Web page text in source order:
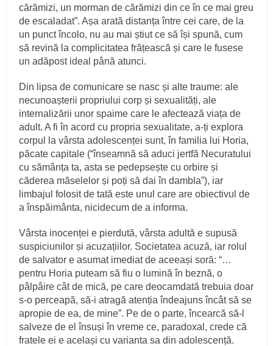
cărămizi, un morman de cărămizi din ce în ce mai greu
de escaladat”. Așa arată distanța între cei care, de la
un punct încolo, nu au mai știut ce să își spună, cum
să revină la complicitatea frățească și care le fusese
un adăpost ideal până atunci.
Din lipsa de comunicare se nasc și alte traume: ale
necunoașterii propriului corp și sexualități, ale
internalizării unor spaime care le afectează viața de
adult. A fi în acord cu propria sexualitate, a-ți explora
corpul la vârsta adolescenței sunt, în familia lui Horia,
păcate capitale (“înseamnă să aduci jertfă Necuratului
cu sămânța ta, asta se pedepsește cu orbire și
căderea măselelor și poți să dai în dambla”), iar
limbajul folosit de tată este unul care are obiectivul de
a înspăimânta, nicidecum de a informa.
Vârsta inocenței e pierdută, vârsta adultă e supusă
suspiciunilor și acuzațiilor. Societatea acuză, iar rolul
de salvator e asumat imediat de aceeași soră: “…
pentru Horia puteam să fiu o lumină în beznă, o
pâlpâire cât de mică, pe care deocamdată trebuia doar
s-o perceapă, să-i atragă atenția îndeajuns încât să se
apropie de ea, de mine”. Pe de o parte, încearcă să-l
salveze de el însuși în vreme ce, paradoxal, crede că
fratele ei e același cu varianta sa din adolescență.